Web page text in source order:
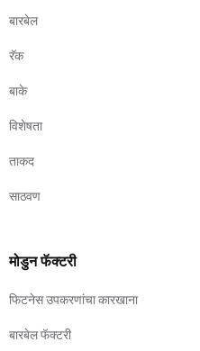
बारबेल
रॅक
बाके
विशेषता
ताकद
साठवण
मोडुन फॅक्टरी
फिटनेस उपकरणांचा कारखाना
बारबेल फॅक्टरी